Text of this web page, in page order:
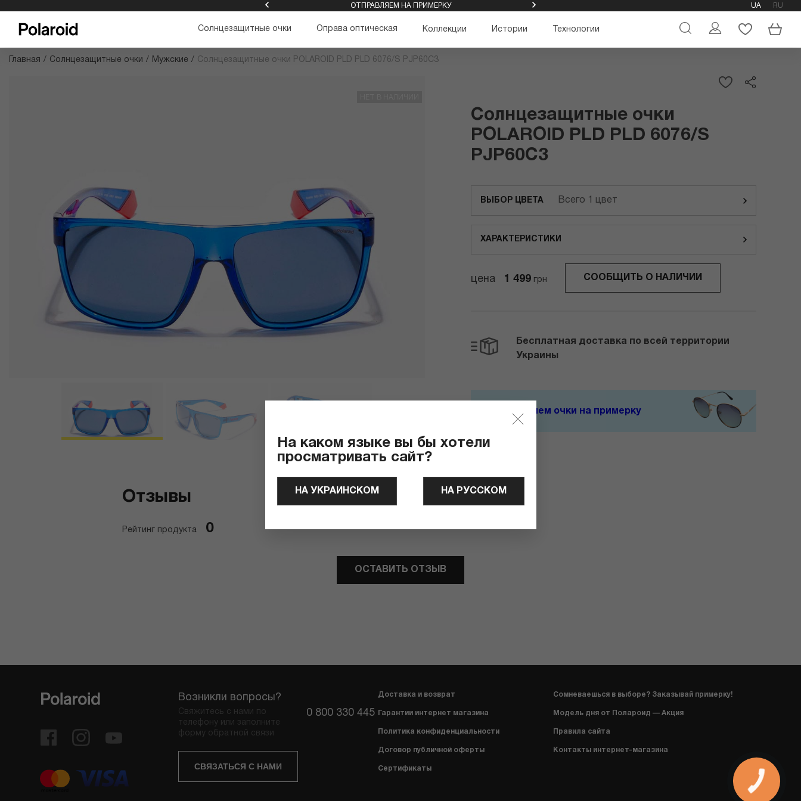
ОТПРАВЛЯЕМ НА ПРИМЕРКУ UA RU
Солнцезащитные очки Оправа оптическая Коллекции Истории Технологии
Главная / Солнцезащитные очки / Мужские / Солнцезащитные очки POLAROID PLD PLD 6076/S PJP60C3
Солнцезащитные очки
POLAROID PLD PLD 6076/S
PJP60C3
ВЫБОР ЦВЕТА Всего 1 цвет
ХАРАКТЕРИСТИКИ
цена 1 499 грн СООБЩИТЬ О НАЛИЧИИ
Бесплатная доставка по всей территории
Украины
Отправляем очки на примерку
Отзывы
Рейтинг продукта 0
ОСТАВИТЬ ОТЗЫВ
Возникли вопросы?
Свяжитесь с нами по
телефону или заполните
форму обратной связи
0 800 330 445
СВЯЗАТЬСЯ С НАМИ
Доставка и возврат
Гарантии интернет магазина
Политика конфиденциальности
Договор публичной оферты
Сертификаты
Сомневаешься в выборе? Заказывай примерку!
Модель дня от Полароид — Акция
Правила сайта
Контакты интернет-магазина
На каком языке вы бы хотели
просматривать сайт?
НА УКРАИНСКОМ НА РУССКОМ
КНОПКА
СВЯЗИ